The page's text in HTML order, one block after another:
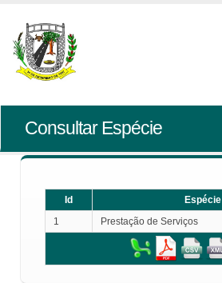
Consultar Espécie
Id
Espécie
1
Prestação de Serviços